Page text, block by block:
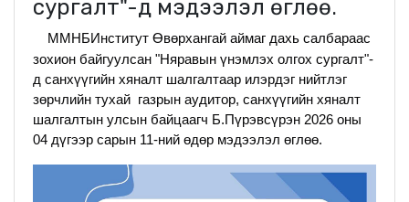
сургалт"-д мэдээлэл өглөө.
ММНБИнститут Өвөрхангай аймаг дахь салбараас
зохион байгуулсан "Няравын үнэмлэх олгох сургалт"-
д санхүүгийн хяналт шалгалтаар илэрдэг нийтлэг
зөрчлийн тухай  газрын аудитор, санхүүгийн хяналт
шалгалтын улсын байцаагч Б.Пүрэвсүрэн 2026 оны
04 дүгээр сарын 11-ний өдөр мэдээлэл өглөө.